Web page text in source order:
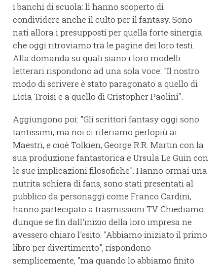
i banchi di scuola: lì hanno scoperto di
condividere anche il culto per il fantasy. Sono
nati allora i presupposti per quella forte sinergia
che oggi ritroviamo tra le pagine dei loro testi.
Alla domanda su quali siano i loro modelli
letterari rispondono ad una sola voce: "Il nostro
modo di scrivere è stato paragonato a quello di
Licia Troisi e a quello di Cristopher Paolini".
Aggiungono poi: "Gli scrittori fantasy oggi sono
tantissimi, ma noi ci riferiamo perlopiù ai
Maestri, e cioè Tolkien, George R.R. Martin con la
sua produzione fantastorica e Ursula Le Guin con
le sue implicazioni filosofiche". Hanno ormai una
nutrita schiera di fans, sono stati presentati al
pubblico da personaggi come Franco Cardini,
hanno partecipato a trasmissioni TV. Chiediamo
dunque se fin dall'inizio della loro impresa ne
avessero chiaro l'esito. "Abbiamo iniziato il primo
libro per divertimento", rispondono
semplicemente, "ma quando lo abbiamo finito